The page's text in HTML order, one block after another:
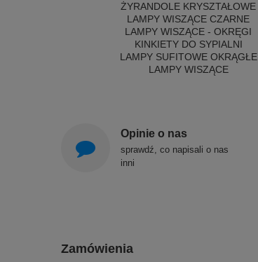
ŻYRANDOLE KRYSZTAŁOWE
LAMPY WISZĄCE CZARNE
LAMPY WISZĄCE - OKRĘGI
KINKIETY DO SYPIALNI
LAMPY SUFITOWE OKRĄGŁE
LAMPY WISZĄCE
Opinie o nas
sprawdź, co napisali o nas
inni
Zamówienia